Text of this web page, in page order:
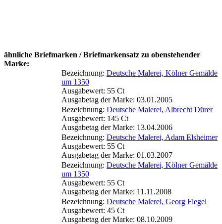
ähnliche Briefmarken / Briefmarkensatz zu obenstehender
Marke:
Bezeichnung: Deutsche Malerei, Kölner Gemälde
um 1350
Ausgabewert: 55 Ct
Ausgabetag der Marke: 03.01.2005
Bezeichnung: Deutsche Malerei, Albrecht Dürer
Ausgabewert: 145 Ct
Ausgabetag der Marke: 13.04.2006
Bezeichnung: Deutsche Malerei, Adam Elsheimer
Ausgabewert: 55 Ct
Ausgabetag der Marke: 01.03.2007
Bezeichnung: Deutsche Malerei, Kölner Gemälde
um 1350
Ausgabewert: 55 Ct
Ausgabetag der Marke: 11.11.2008
Bezeichnung: Deutsche Malerei, Georg Flegel
Ausgabewert: 45 Ct
Ausgabetag der Marke: 08.10.2009